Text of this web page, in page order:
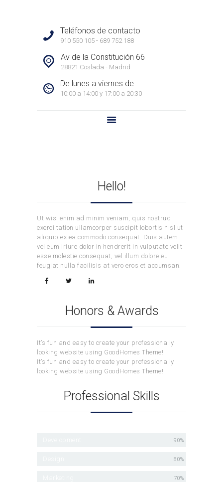
Teléfonos de contacto
910 550 105 - 689 752 188
Av de la Constitución 66
28821 Coslada - Madrid
De lunes a viernes de
10:00 a 14:00 y 17:00 a 20:30
HABICASA INMOBILIARIA
Habicasa Inmobiliaria – Inmobiliaria en Coslada. Gestionamos la venta y alquiler de
viviendas, garajes y locales. Inmobiliaria en Coslada. Cerca de ti.
RESEÑAS
Hello!
Ut wisi enim ad minim veniam, quis nostrud
exerci tation ullamcorper suscipit lobortis nisl ut
aliquip ex ea commodo consequat. Duis autem
vel eum iriure dolor in hendrerit in vulputate velit
esse molestie consequat, vel illum dolore eu
feugiat nulla facilisis at vero eros et accumsan.
Honors & Awards
It’s fun and easy to create your professionally
looking website using GoodHomes Theme!
It’s fun and easy to create your professionally
looking website using GoodHomes Theme!
Professional Skills
90%
80%
70%